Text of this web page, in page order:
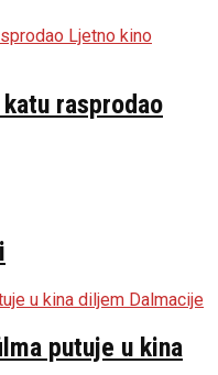
rasprodao
putuje u kina